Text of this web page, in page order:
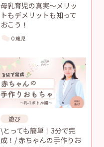
母乳育児の真実〜メリッ
トもデメリットも知って
おこう！
０歳児
遊び
\とっても簡単！3分で完
成！/ 赤ちゃんの手作りお